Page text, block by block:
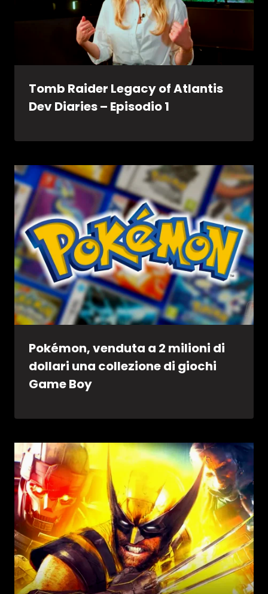
Tomb Raider Legacy of Atlantis
Dev Diaries – Episodio 1
Pokémon, venduta a 2 milioni di
dollari una collezione di giochi
Game Boy